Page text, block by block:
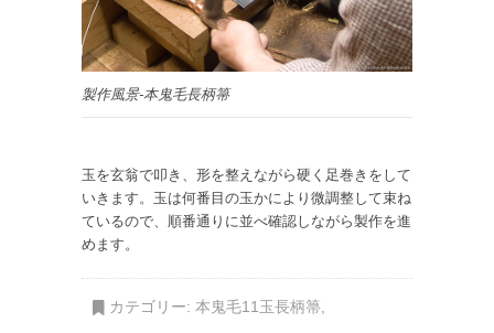
製作風景-本鬼毛長柄箒
玉を玄翁で叩き、形を整えながら硬く足巻きをして
いきます。玉は何番目の玉かにより微調整して束ね
ているので、順番通りに並べ確認しながら製作を進
めます。
カテゴリー: 本鬼毛11玉長柄箒